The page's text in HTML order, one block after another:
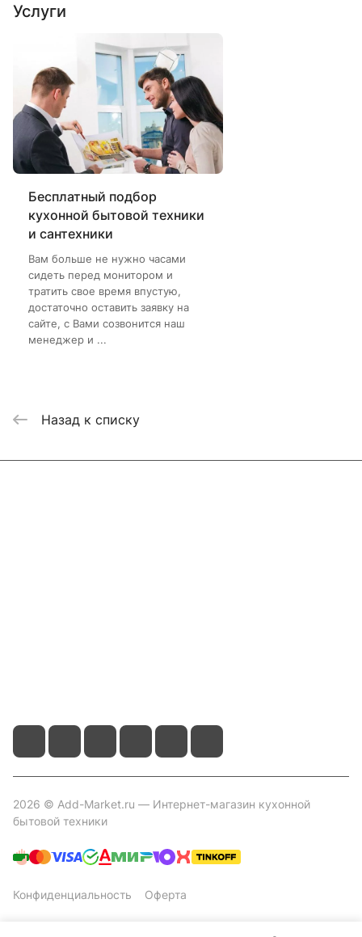
Услуги
Бесплатный подбор
кухонной бытовой техники
и сантехники
Вам больше не нужно часами
сидеть перед монитором и
тратить свое время впустую,
достаточно оставить заявку на
сайте, с Вами созвонится наш
менеджер и ...
Назад к списку
2026 © Add-Market.ru — Интернет-магазин кухонной
бытовой техники
Конфиденциальность Оферта